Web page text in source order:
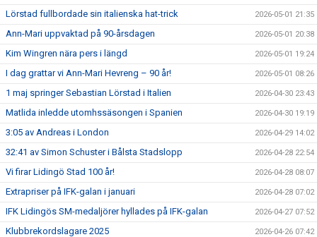
Lörstad fullbordade sin italienska hat-trick 2026-05-01 21:35
Ann-Mari uppvaktad på 90-årsdagen 2026-05-01 20:38
Kim Wingren nära pers i längd 2026-05-01 19:24
I dag grattar vi Ann-Mari Hevreng – 90 år! 2026-05-01 08:26
1 maj springer Sebastian Lörstad i Italien 2026-04-30 23:43
Matlida inledde utomhssäsongen i Spanien 2026-04-30 19:19
3:05 av Andreas i London 2026-04-29 14:02
32:41 av Simon Schuster i Bålsta Stadslopp 2026-04-28 22:54
Vi firar Lidingö Stad 100 år! 2026-04-28 08:07
Extrapriser på IFK-galan i januari 2026-04-28 07:02
IFK Lidingös SM-medaljörer hyllades på IFK-galan 2026-04-27 07:52
Klubbrekordslagare 2025 2026-04-26 07:42